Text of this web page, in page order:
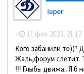
luper
- 11 фев 2023, 21:12
Кого забанили то))?
Жаль,форум слетит.
!!! Глыбы движа.. Я б